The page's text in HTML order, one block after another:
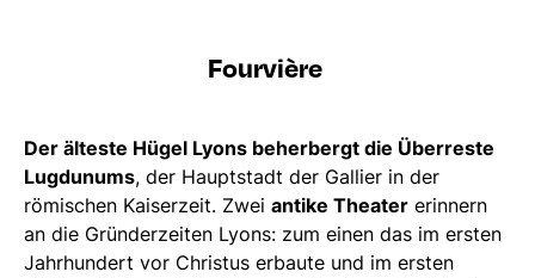
Fourvière
Der älteste Hügel Lyons beherbergt die Überreste
Lugdunums, der Hauptstadt der Gallier in der
römischen Kaiserzeit. Zwei antike Theater erinnern
an die Gründerzeiten Lyons: zum einen das im ersten
Jahrhundert vor Christus erbaute und im ersten